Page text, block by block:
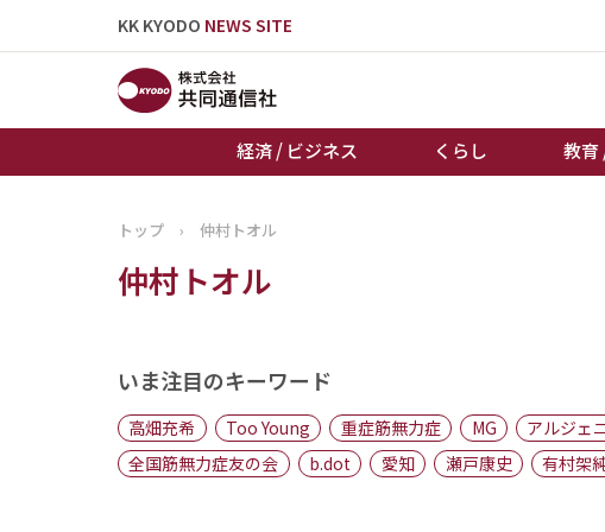
KK KYODO NEWS SITE
経済 / ビジネス くらし 教育
トップページ
お知らせ
地域
キーパ
トップ › 仲村トオル
仲村トオル
いま注目のキーワード
高畑充希 Too Young 重症筋無力症 MG アルジェ
全国筋無力症友の会
b.dot 愛知 瀬戸康史
有村架